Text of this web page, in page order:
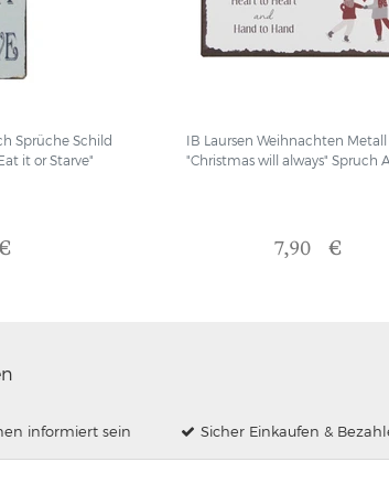
Sprüche Schild
it or Starve"
IB Laursen Weihnachten Metall
"Christmas will always" Spruch
7,90 €
informiert sein Sicher Einkaufen &